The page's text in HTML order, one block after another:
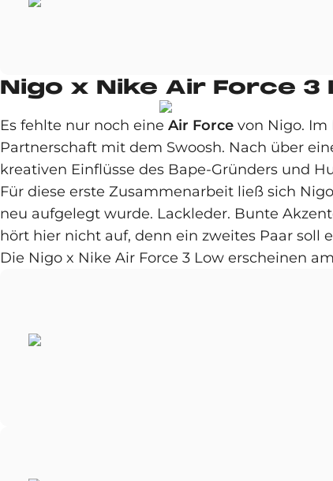
Nigo x Nike Air Force
Es fehlte nur noch eine Air Force von Nigo. Im
Partnerschaft mit dem Swoosh. Nach über
kreativen Einflüsse des Bape-Gründers und
Für diese erste Zusammenarbeit ließ sich
neu aufgelegt wurde. Lackleder. Bunte
hört hier nicht auf, denn ein zweites Paar soll
Die Nigo x Nike Air Force 3 Low erscheinen am